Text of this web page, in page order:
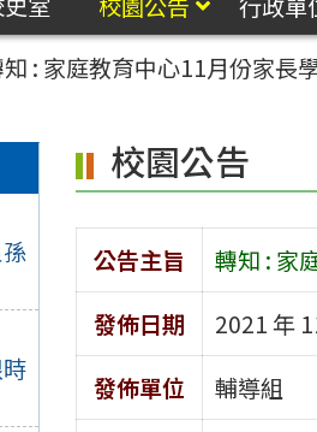
: 家庭教育中心11月份家長
校園公告
公告主旨
轉知 : 家
發佈日期
2021 年
發佈單位
輔導組